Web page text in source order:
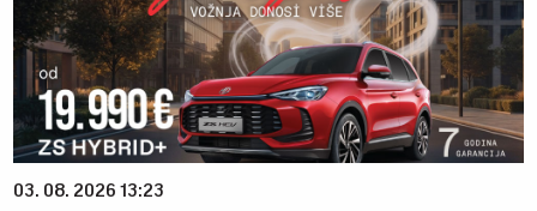
03. 08. 2026 13:23